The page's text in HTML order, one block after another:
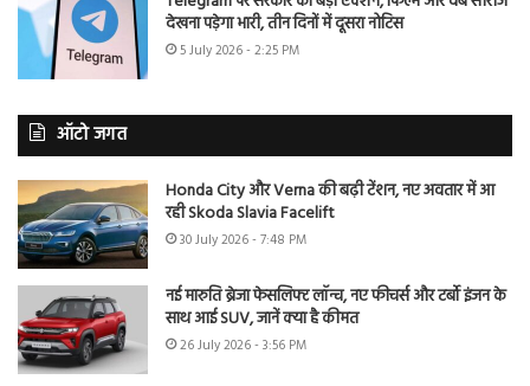
देखना पड़ेगा भारी, तीन दिनों में दूसरा नोटिस
5 July 2026 - 2:25 PM
ऑटो जगत
Honda City और Verna की बढ़ी टेंशन, नए अवतार में आ
रही Skoda Slavia Facelift
30 July 2026 - 7:48 PM
नई मारुति ब्रेजा फेसलिफ्ट लॉन्च, नए फीचर्स और टर्बो इंजन के
साथ आई SUV, जानें क्या है कीमत
26 July 2026 - 3:56 PM